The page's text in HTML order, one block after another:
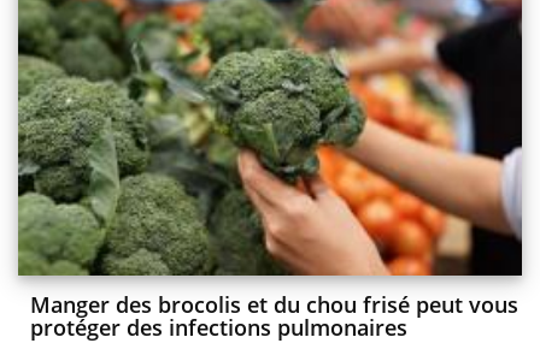
Manger des brocolis et du chou frisé peut vous
protéger des infections pulmonaires